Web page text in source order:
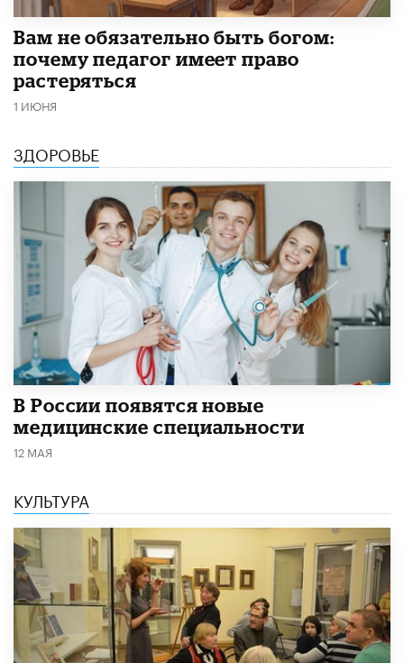
​Вам не обязательно быть богом:
почему педагог имеет право
растеряться
1 ИЮНЯ
ЗДОРОВЬЕ
В России появятся новые
медицинские специальности
12 МАЯ
КУЛЬТУРА